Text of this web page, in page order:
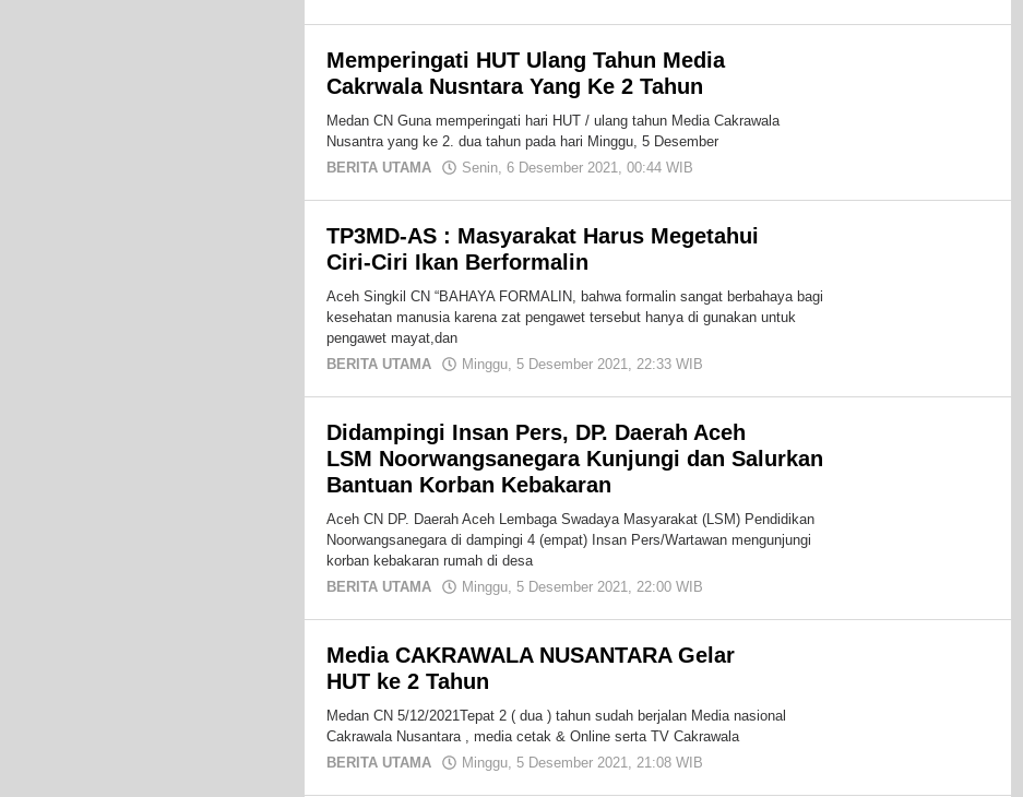
Memperingati HUT Ulang Tahun Media
Cakrwala Nusntara Yang Ke 2 Tahun
Medan CN Guna memperingati hari HUT / ulang tahun Media Cakrawala
Nusantra yang ke 2. dua tahun pada hari Minggu, 5 Desember
BERITA UTAMA
Senin, 6 Desember 2021, 00:44 WIB
TP3MD-AS : Masyarakat Harus Megetahui
Ciri-Ciri Ikan Berformalin
Aceh Singkil CN “BAHAYA FORMALIN, bahwa formalin sangat berbahaya bagi
kesehatan manusia karena zat pengawet tersebut hanya di gunakan untuk
pengawet mayat,dan
BERITA UTAMA
Minggu, 5 Desember 2021, 22:33 WIB
Didampingi Insan Pers, DP. Daerah Aceh
LSM Noorwangsanegara Kunjungi dan Salurkan
Bantuan Korban Kebakaran
Aceh CN DP. Daerah Aceh Lembaga Swadaya Masyarakat (LSM) Pendidikan
Noorwangsanegara di dampingi 4 (empat) Insan Pers/Wartawan mengunjungi
korban kebakaran rumah di desa
BERITA UTAMA
Minggu, 5 Desember 2021, 22:00 WIB
Media CAKRAWALA NUSANTARA Gelar
HUT ke 2 Tahun
Medan CN 5/12/2021Tepat 2 ( dua ) tahun sudah berjalan Media nasional
Cakrawala Nusantara , media cetak & Online serta TV Cakrawala
BERITA UTAMA
Minggu, 5 Desember 2021, 21:08 WIB